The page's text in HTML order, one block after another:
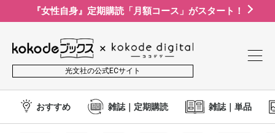
『女性自身』定期購読「月額コース」がスタート！
光文社の公式ECサイト
おすすめ 雑誌｜定期購読 雑誌｜単品